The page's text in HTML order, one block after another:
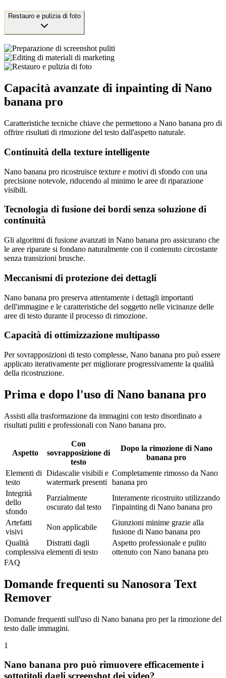
Restauro e pulizia di foto
Capacità avanzate di inpainting di Nano
banana pro
Caratteristiche tecniche chiave che permettono a Nano banana pro di
offrire risultati di rimozione del testo dall'aspetto naturale.
Continuità della texture intelligente
Nano banana pro ricostruisce texture e motivi di sfondo con una
precisione notevole, riducendo al minimo le aree di riparazione
visibili.
Tecnologia di fusione dei bordi senza soluzione di
continuità
Gli algoritmi di fusione avanzati in Nano banana pro assicurano che
le aree riparate si fondano naturalmente con il contenuto circostante
senza transizioni brusche.
Meccanismi di protezione dei dettagli
Nano banana pro preserva attentamente i dettagli importanti
dell'immagine e le caratteristiche del soggetto nelle vicinanze delle
aree di testo durante il processo di rimozione.
Capacità di ottimizzazione multipasso
Per sovrapposizioni di testo complesse, Nano banana pro può essere
applicato iterativamente per migliorare progressivamente la qualità
della ricostruzione.
Prima e dopo l'uso di Nano banana pro
Assisti alla trasformazione da immagini con testo disordinato a
risultati puliti e professionali con Nano banana pro.
Aspetto
Con
sovrapposizione di
testo
Dopo la rimozione di Nano
banana pro
Elementi di
testo
Didascalie visibili e
watermark presenti
Completamente rimosso da Nano
banana pro
Integrità
dello
sfondo
Parzialmente
oscurato dal testo
Interamente ricostruito utilizzando
l'inpainting di Nano banana pro
Artefatti
visivi
Non applicabile
Giunzioni minime grazie alla
fusione di Nano banana pro
Qualità
complessiva
Distratti dagli
elementi di testo
Aspetto professionale e pulito
ottenuto con Nano banana pro
FAQ
Domande frequenti su Nanosora Text
Remover
Domande frequenti sull'uso di Nano banana pro per la rimozione del
testo dalle immagini.
1
Nano banana pro può rimuovere efficacemente i